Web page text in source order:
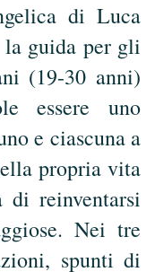
di Luca
guida per gli
(19-30 anni)
essere uno
e ciascuna a
propria vita
reinventarsi
Nei tre
spunti di